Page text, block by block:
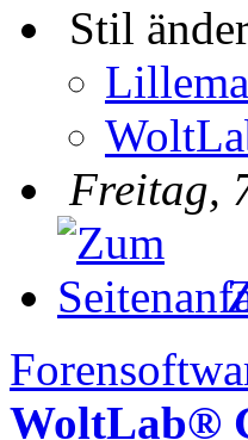
Stil
Freitag,
WoltLab®